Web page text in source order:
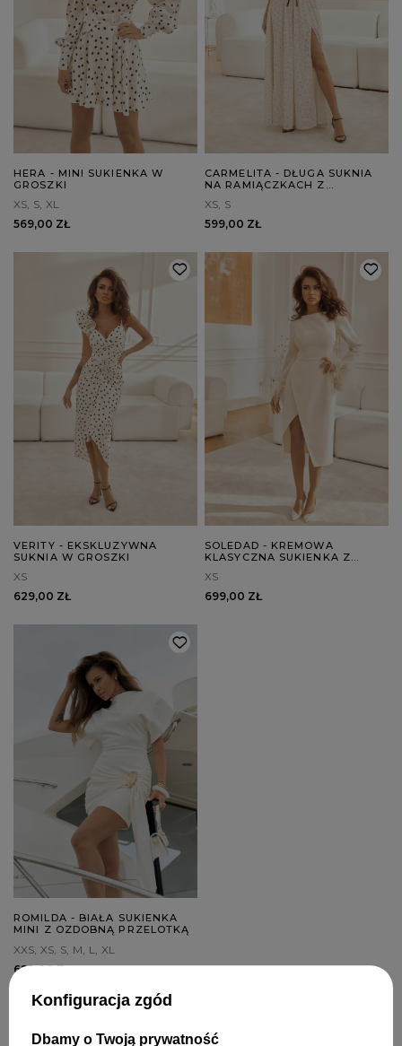
HERA - MINI SUKIENKA W
GROSZKI
XS S XL
569,00 ZŁ
CARMELITA - DŁUGA SUKNIA
NA RAMIĄCZKACH Z
LAMÓWKAMI
XS S
599,00 ZŁ
VERITY - EKSKLUZYWNA
SUKNIA W GROSZKI
XS
629,00 ZŁ
SOLEDAD - KREMOWA
KLASYCZNA SUKIENKA Z
XS
699,00 ZŁ
ROMILDA - BIAŁA SUKIENKA
MINI Z OZDOBNĄ PRZELOTKĄ
XXS XS S M L
XL
629,00 ZŁ
Konfiguracja zgód
Dbamy o Twoją prywatność